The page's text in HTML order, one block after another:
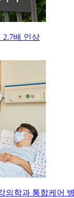
2.7배 인상
의학과 통합케어